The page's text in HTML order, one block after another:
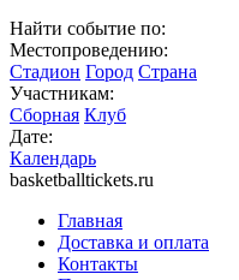
Найти событие по:
Местопроведению:
Стадион Город Страна
Участникам:
Сборная Клуб
Дате:
Календарь
basketballtickets.ru
Главная
Доставка и оплата
Контакты